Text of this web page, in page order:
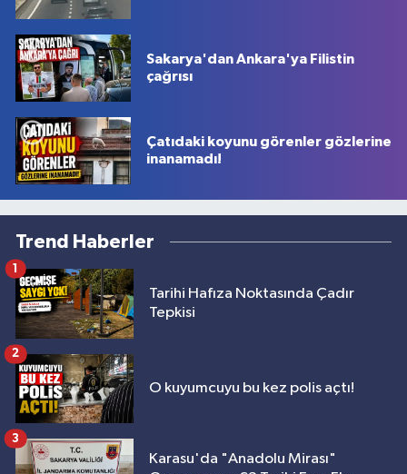
Sakarya'dan Ankara'ya Filistin
çağrısı
Çatıdaki koyunu görenler gözlerine
inanamadı!
Trend Haberler
Tarihi Hafıza Noktasında Çadır
Tepkisi
1
O kuyumcuyu bu kez polis açtı!
2
Karasu'da "Anadolu Mirası"
3